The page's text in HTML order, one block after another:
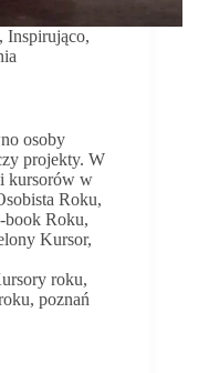
, Inspirująco,
osoby
projekty. W
kursorów w
Roku,
book Roku,
Kursor,
roku,
, poznań